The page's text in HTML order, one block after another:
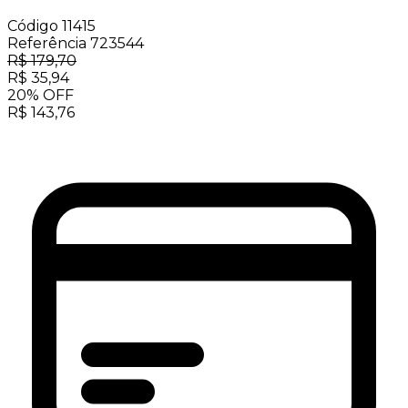
Código 11415
Referência 723544
R$179,70
R$ 35,94
20% OFF
R$ 143,76